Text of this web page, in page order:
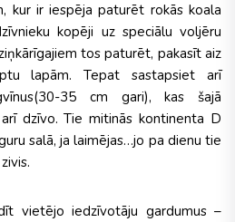
kur ir iespēja paturēt rokās koala
kopēji uz speciālu voljēru
tos paturēt, pakasīt aiz
lapām. Tepat sastapsiet arī
35 cm gari), kas šajā
dzīvo. Tie mitinās kontinenta D
salā, ja laimējas…jo pa dienu tie
vietējo iedzīvotāju gardumus –